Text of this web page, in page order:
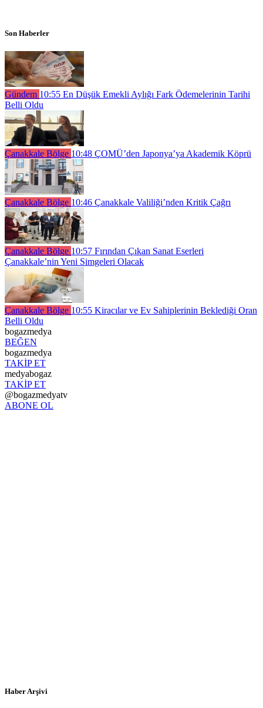
Son Haberler
Gündem 10:55 En Düşük Emekli Aylığı Fark Ödemelerinin Tarihi
Belli Oldu
Çanakkale Bölge 10:48 ÇOMÜ’den Japonya’ya Akademik Köprü
Çanakkale Bölge 10:46 Çanakkale Valiliği’nden Kritik Çağrı
Çanakkale Bölge 10:57 Fırından Çıkan Sanat Eserleri
Çanakkale’nin Yeni Simgeleri Olacak
Çanakkale Bölge 10:55 Kiracılar ve Ev Sahiplerinin Beklediği Oran
Belli Oldu
bogazmedya
BEĞEN
bogazmedya
TAKİP ET
medyabogaz
TAKİP ET
@bogazmedyatv
ABONE OL
Haber Arşivi